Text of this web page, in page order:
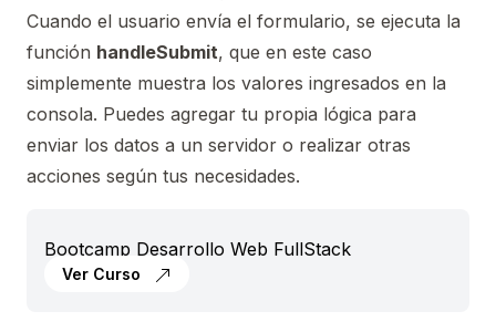
Cuando el usuario envía el formulario, se ejecuta la
función handleSubmit, que en este caso
simplemente muestra los valores ingresados en la
consola. Puedes agregar tu propia lógica para
enviar los datos a un servidor o realizar otras
acciones según tus necesidades.
Bootcamp Desarrollo Web FullStack
Ver Curso